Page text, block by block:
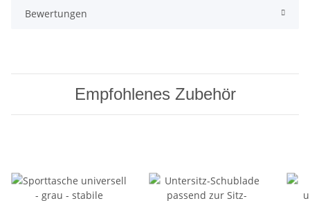
Bewertungen
Empfohlenes Zubehör